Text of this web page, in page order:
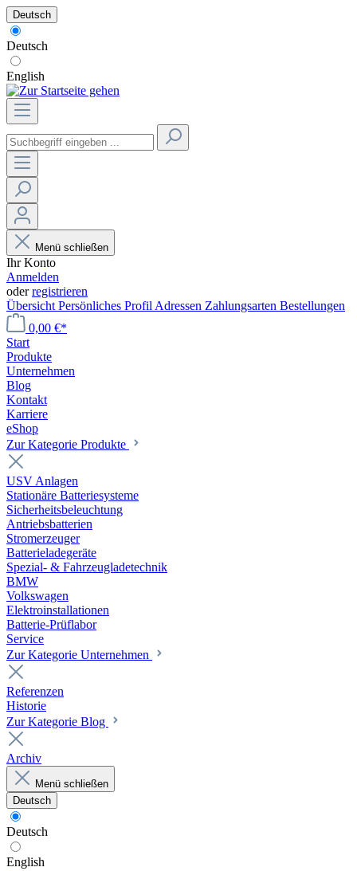
Deutsch
Deutsch
English
Menü schließen
Ihr Konto
Anmelden
oderregistrieren
Übersicht Persönliches Profil Adressen Zahlungsarten Bestellungen
0,00 €*
Start
Produkte
Unternehmen
Blog
Kontakt
Karriere
eShop
Zur Kategorie Produkte
USV Anlagen
Stationäre Batteriesysteme
Sicherheitsbeleuchtung
Antriebsbatterien
Stromerzeuger
Batterieladegeräte
Spezial- & Fahrzeugladetechnik
BMW
Volkswagen
Elektroinstallationen
Batterie-Prüflabor
Service
Zur Kategorie Unternehmen
Referenzen
Historie
Zur Kategorie Blog
Archiv
Menü schließen
Deutsch
Deutsch
English